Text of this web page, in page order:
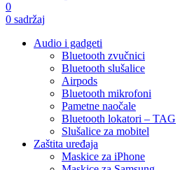
0
0 sadržaj
Audio i gadgeti
Bluetooth zvučnici
Bluetooth slušalice
Airpods
Bluetooth mikrofoni
Pametne naočale
Bluetooth lokatori – TAG
Slušalice za mobitel
Zaštita uređaja
Maskice za iPhone